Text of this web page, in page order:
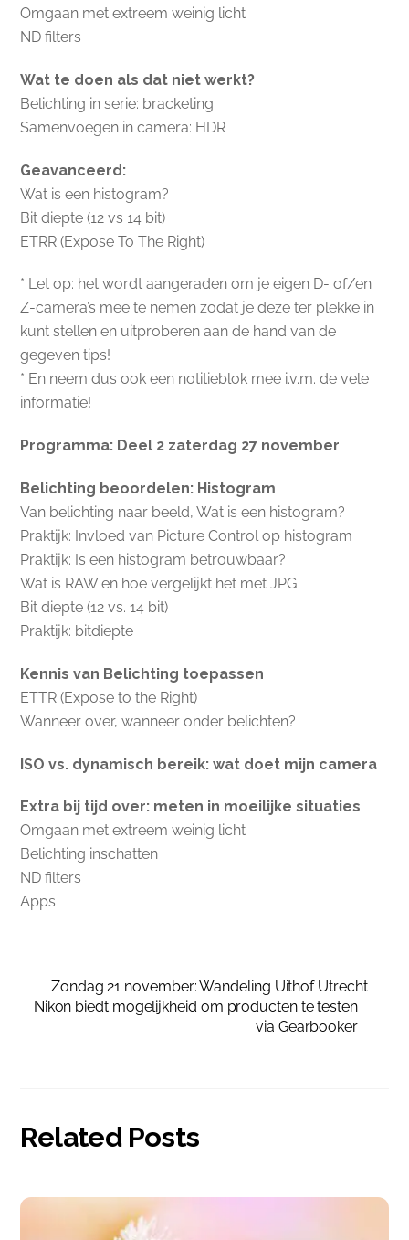
Omgaan met extreem weinig licht
ND filters
Wat te doen als dat niet werkt?
Belichting in serie: bracketing
Samenvoegen in camera: HDR
Geavanceerd:
Wat is een histogram?
Bit diepte (12 vs 14 bit)
ETRR (Expose To The Right)
* Let op: het wordt aangeraden om je eigen D- of/en
Z-camera’s mee te nemen zodat je deze ter plekke in
kunt stellen en uitproberen aan de hand van de
gegeven tips!
* En neem dus ook een notitieblok mee i.v.m. de vele
informatie!
Programma: Deel 2 zaterdag 27 november
Belichting beoordelen: Histogram
Van belichting naar beeld, Wat is een histogram?
Praktijk: Invloed van Picture Control op histogram
Praktijk: Is een histogram betrouwbaar?
Wat is RAW en hoe vergelijkt het met JPG
Bit diepte (12 vs. 14 bit)
Praktijk: bitdiepte
Kennis van Belichting toepassen
ETTR (Expose to the Right)
Wanneer over, wanneer onder belichten?
ISO vs. dynamisch bereik: wat doet mijn camera
Extra bij tijd over: meten in moeilijke situaties
Omgaan met extreem weinig licht
Belichting inschatten
ND filters
Apps
Zondag 21 november: Wandeling Uithof Utrecht
Nikon biedt mogelijkheid om producten te testen
via Gearbooker
Related Posts